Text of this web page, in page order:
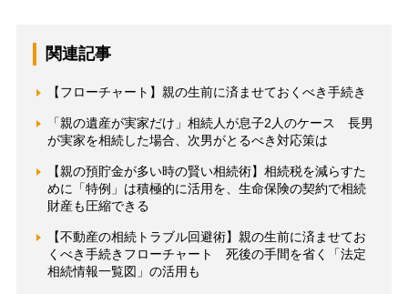
関連記事
【フローチャート】親の生前に済ませておくべき手続き
「親の遺産が実家だけ」相続人が息子2人のケース 長男
が実家を相続した場合、次男がとるべき対応策は
【親の預貯金が多い時の賢い相続術】相続税を減らすた
めに「特例」は積極的に活用を、生命保険の契約で相続
財産も圧縮できる
【不動産の相続トラブル回避術】親の生前に済ませてお
くべき手続きフローチャート 死後の手間を省く「法定
相続情報一覧図」の活用も